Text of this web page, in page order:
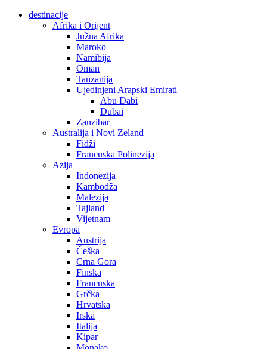
destinacije
Afrika i Orijent
Južna Afrika
Maroko
Namibija
Oman
Tanzanija
Ujedinjeni Arapski Emirati
Abu Dabi
Dubai
Zanzibar
Australija i Novi Zeland
Fidži
Francuska Polinezija
Azija
Indonezija
Kambodža
Malezija
Tajland
Vijetnam
Evropa
Austrija
Češka
Crna Gora
Finska
Francuska
Grčka
Hrvatska
Irska
Italija
Kipar